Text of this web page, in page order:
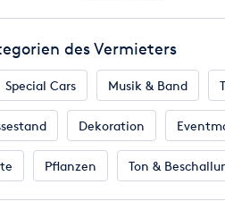
des Vermieters
Special Cars Musik & Band
Dekoration
Pflanzen Ton &